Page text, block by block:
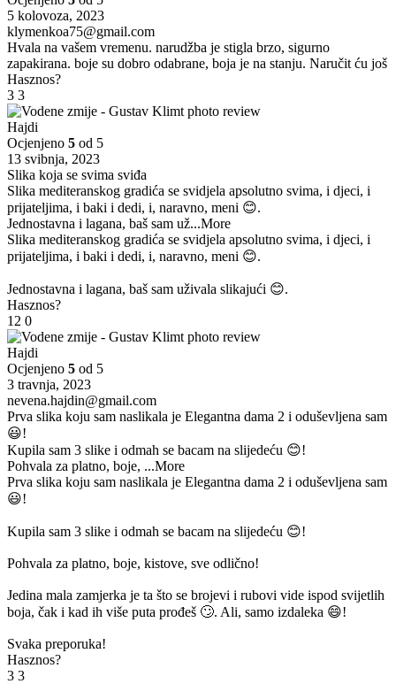
5 kolovoza, 2023
klymenkoa75@gmail.com
Hvala na vašem vremenu. narudžba je stigla brzo, sigurno
zapakirana. boje su dobro odabrane, boja je na stanju. Naručit ću još
Hasznos?
3 3
Hajdi
Ocjenjeno 5 od 5
13 svibnja, 2023
Slika koja se svima sviđa
Slika mediteranskog gradića se svidjela apsolutno svima, i djeci, i
prijateljima, i baki i dedi, i, naravno, meni 😊.
Jednostavna i lagana, baš sam už...More
Slika mediteranskog gradića se svidjela apsolutno svima, i djeci, i
prijateljima, i baki i dedi, i, naravno, meni 😊.
Jednostavna i lagana, baš sam uživala slikajući 😊.
Hasznos?
12 0
Hajdi
Ocjenjeno 5 od 5
3 travnja, 2023
nevena.hajdin@gmail.com
Prva slika koju sam naslikala je Elegantna dama 2 i oduševljena sam
😃!
Kupila sam 3 slike i odmah se bacam na slijedeću 😊!
Pohvala za platno, boje, ...More
Prva slika koju sam naslikala je Elegantna dama 2 i oduševljena sam
😃!
Kupila sam 3 slike i odmah se bacam na slijedeću 😊!
Pohvala za platno, boje, kistove, sve odlično!
Jedina mala zamjerka je ta što se brojevi i rubovi vide ispod svijetlih
boja, čak i kad ih više puta prođeš 🙄. Ali, samo izdaleka 😄!
Svaka preporuka!
Hasznos?
3 3